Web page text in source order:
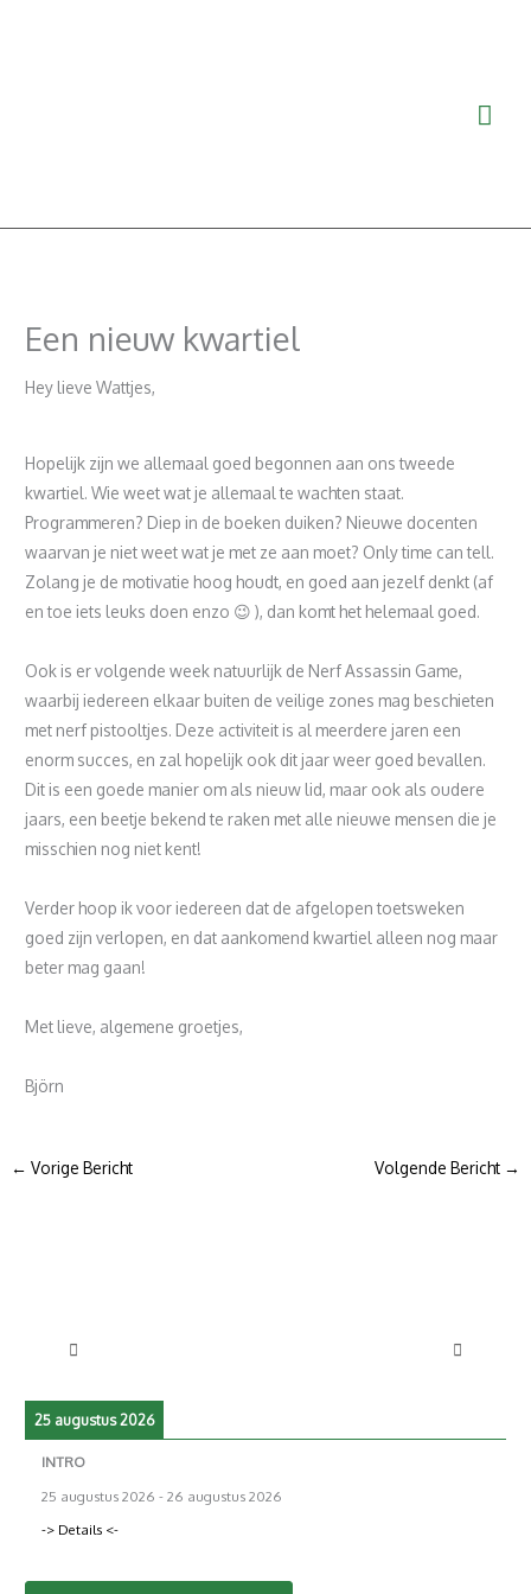
Een nieuw kwartiel
Hey lieve Wattjes,
Hopelijk zijn we allemaal goed begonnen aan ons tweede
kwartiel. Wie weet wat je allemaal te wachten staat.
Programmeren? Diep in de boeken duiken? Nieuwe docenten
waarvan je niet weet wat je met ze aan moet? Only time can tell.
Zolang je de motivatie hoog houdt, en goed aan jezelf denkt (af
en toe iets leuks doen enzo 😉 ), dan komt het helemaal goed.
Ook is er volgende week natuurlijk de Nerf Assassin Game,
waarbij iedereen elkaar buiten de veilige zones mag beschieten
met nerf pistooltjes. Deze activiteit is al meerdere jaren een
enorm succes, en zal hopelijk ook dit jaar weer goed bevallen.
Dit is een goede manier om als nieuw lid, maar ook als oudere
jaars, een beetje bekend te raken met alle nieuwe mensen die je
misschien nog niet kent!
Verder hoop ik voor iedereen dat de afgelopen toetsweken
goed zijn verlopen, en dat aankomend kwartiel alleen nog maar
beter mag gaan!
Met lieve, algemene groetjes,
Björn
← Vorige Bericht Volgende Bericht →
25 augustus 2026
INTRO
25 augustus 2026 -26 augustus 2026
-> Details <-